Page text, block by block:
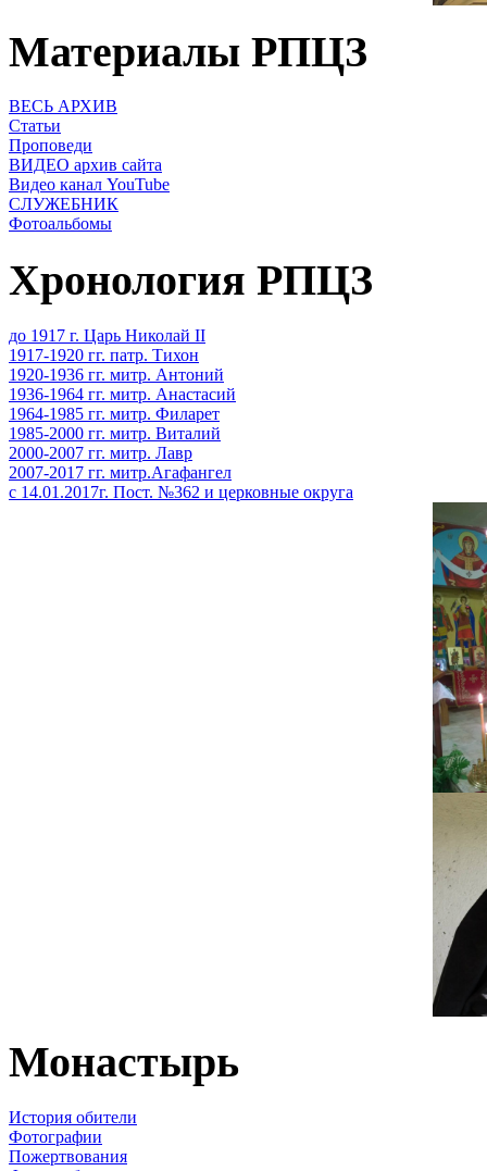
Материалы РПЦЗ
ВЕСЬ АРХИВ
Статьи
Проповеди
ВИДЕО архив сайта
Видео канал YouTube
СЛУЖЕБНИК
Фотоальбомы
Хронология РПЦЗ
до 1917 г. Царь Николай II
1917-1920 гг. патр. Тихон
1920-1936 гг. митр. Антоний
1936-1964 гг. митр. Анастасий
1964-1985 гг. митр. Филарет
1985-2000 гг. митр. Виталий
2000-2007 гг. митр. Лавр
2007-2017 гг. митр.Агафангел
с 14.01.2017г. Пост. №362 и церковные округа
Монастырь
История обители
Фотографии
Пожертвования